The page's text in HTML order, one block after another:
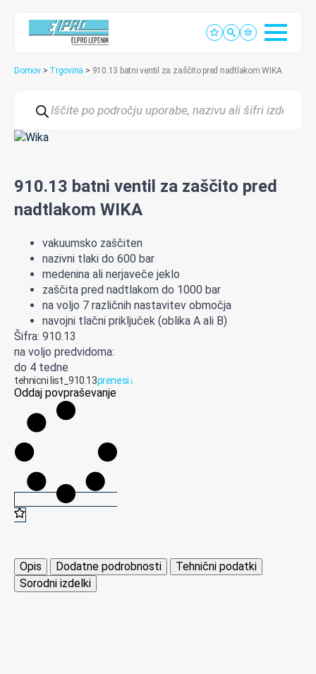
Domov > Trgovina > 910.13 batni ventil za zaščito pred nadtlakom WIKA
search
910.13 batni ventil za zaščito pred
nadtlakom WIKA
vakuumsko zaščiten
nazivni tlaki do 600 bar
medenina ali nerjaveče jeklo
zaščita pred nadtlakom do 1000 bar
na voljo 7 različnih nastavitev območja
navojni tlačni priključek (oblika A ali B)
Šifra: 910.13
na voljo predvidoma:
do 4 tedne
tehnicni list_910.13prenesi↓
Oddaj povpraševanje
Opis Dodatne podrobnosti
Tehnični podatki
Sorodni izdelki